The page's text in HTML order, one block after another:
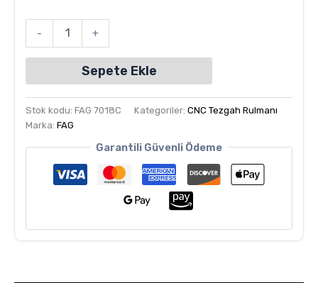
- +
Sepete Ekle
Stok kodu: FAG 7018C Kategoriler: CNC Tezgah Rulmanı
Marka: FAG
Garantili Güvenli Ödeme